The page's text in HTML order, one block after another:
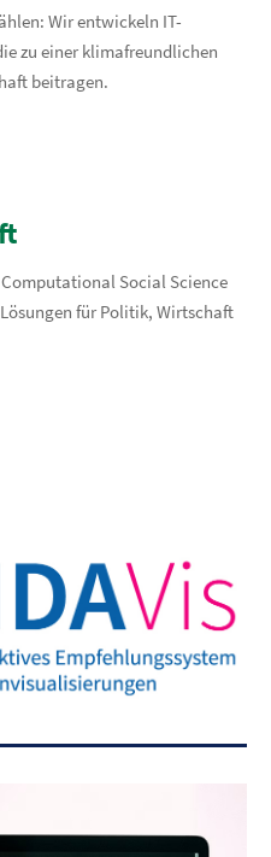
Wir entwickeln IT-
zu einer klimafreundlichen
beitragen.
Social Science
für Politik, Wirtschaft